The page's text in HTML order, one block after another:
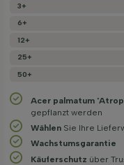
3+
6+
12+
25+
50+
Acer palmatum
gepflanzt werden
Wählen Sie Ihre
Wachstums­garantie
Käuferschutz über